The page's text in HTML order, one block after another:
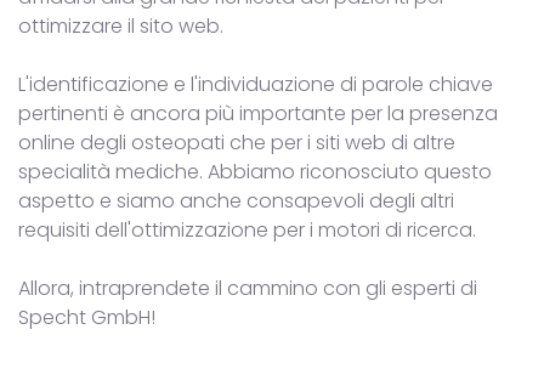
ottimizzare il sito web.
L'identificazione e l'individuazione di parole chiave
pertinenti è ancora più importante per la presenza
online degli osteopati che per i siti web di altre
specialità mediche. Abbiamo riconosciuto questo
aspetto e siamo anche consapevoli degli altri
requisiti dell'ottimizzazione per i motori di ricerca.
Allora, intraprendete il cammino con gli esperti di
Specht GmbH!